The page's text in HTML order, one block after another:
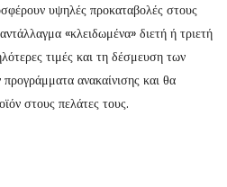
υψηλές προκαταβολές στους
«κλειδωμένα» διετή ή τριετή
τιμές και τη δέσμευση των
ανακαίνισης και θα
στους πελάτες τους.